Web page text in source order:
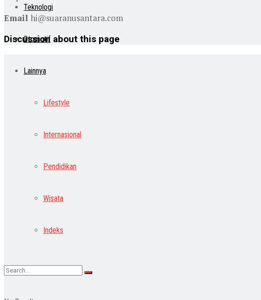
Teknologi
Otomotif
Lainnya
Lifestyle
Internasional
Pendidikan
Wisata
Indeks
Email hi@suaranusantara.com
Discussion about this page